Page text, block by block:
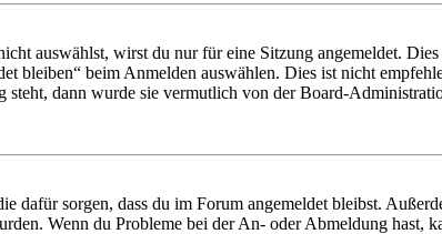
auswählst, wirst du nur für eine Sitzung angemeldet.
bleiben“ beim Anmelden auswählen. Dies ist nicht
dann wurde sie vermutlich von der Board-
dafür sorgen, dass du im Forum angemeldet bleibst.
Wenn du Probleme bei der An- oder Abmeldung hast,